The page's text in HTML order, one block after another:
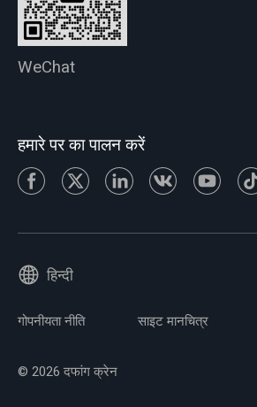
WeChat
हमारे पर का पालन करें
हिन्दी
गोपनीयता नीति साइट मानचित्र
© 2026 दफांग क्रेन